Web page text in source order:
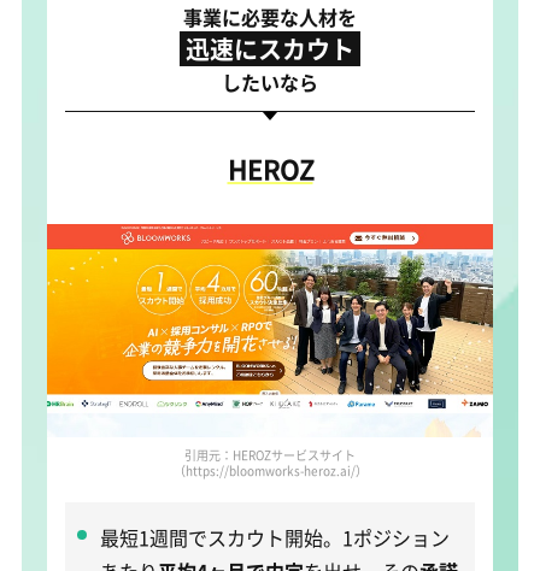
事業に必要な人材を
迅速にスカウト
したいなら
HEROZ
引用元：HEROZサービスサイト
（https://bloomworks-heroz.ai/）
最短1週間でスカウト開始。1ポジション